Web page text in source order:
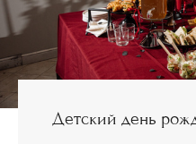
Детский день